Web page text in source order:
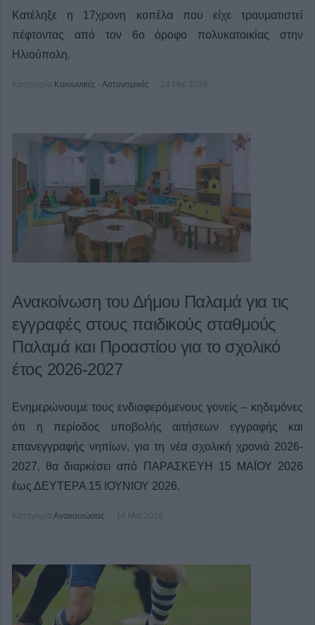
Κατέληξε η 17χρονη κοπέλα που είχε τραυματιστεί
πέφτοντας από τον 6ο όροφο πολυκατοικίας στην
Ηλιούπολη.
Κατηγορία Κοινωνικές - Αστυνομικές 14 Μαϊ 2026
Ανακοίνωση του Δήμου Παλαμά για τις
εγγραφές στους παιδικούς σταθμούς
Παλαμά και Προαστίου για το σχολικό
έτος 2026-2027
Ενημερώνουμε τους ενδιαφερόμενους γονείς – κηδεμόνες
ότι η περίοδος υποβολής αιτήσεων εγγραφής και
επανεγγραφής νηπίων, για τη νέα σχολική χρονιά 2026-
2027, θα διαρκέσει από ΠΑΡΑΣΚΕΥΗ 15 ΜΑΪΟΥ 2026
έως ΔΕΥΤΕΡΑ 15 ΙΟΥΝΙΟΥ 2026.
Κατηγορία Ανακοινώσεις 14 Μαϊ 2026